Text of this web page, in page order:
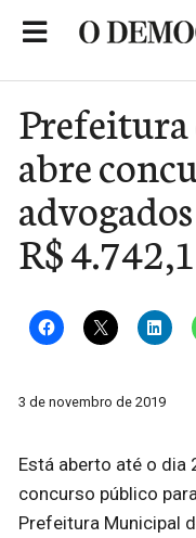
Prefeitura
abre
R$
3 de novembro de 2019
Está aberto até o
concurso público
Prefeitura Municipal